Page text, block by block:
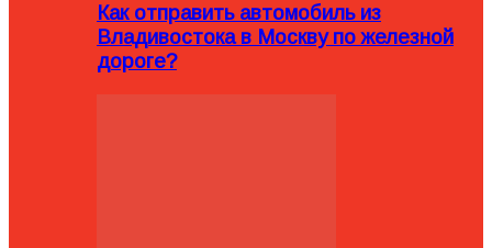
Как отправить автомобиль из
Владивостока в Москву по железной
дороге?